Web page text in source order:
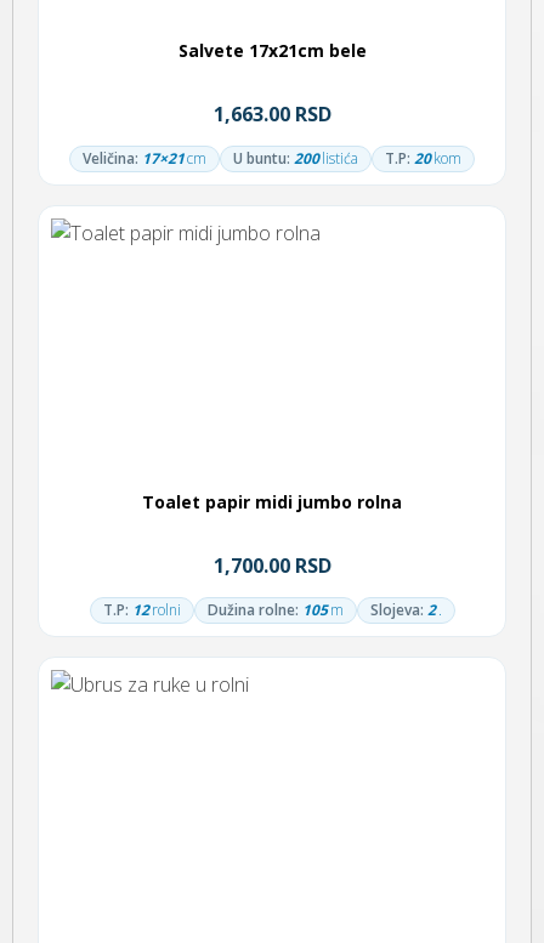
Salvete 17x21cm bele
1,663.00 RSD
Veličina: 17×21cm U buntu: 200listića T.P: 20kom
Toalet papir midi jumbo rolna
1,700.00 RSD
T.P: 12 rolni Dužina rolne: 105 m Slojeva: 2 .